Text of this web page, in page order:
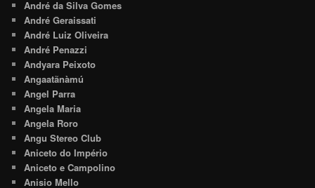
André da Silva Gomes
André Geraissati
André Luiz Oliveira
André Penazzi
Andyara Peixoto
Angaatãnàmú
Angel Parra
Angela Maria
Angela Roro
Angu Stereo Club
Aniceto do Império
Aniceto e Campolino
Anisio Mello